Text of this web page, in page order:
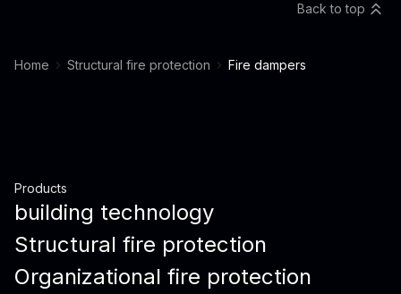
Home Structural fire protection Fire dampers
Back to top
Products
building technology
Structural fire protection
Organizational fire protection